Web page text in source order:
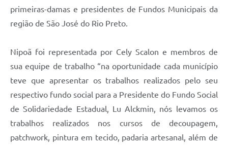
primeiras-damas e presidentes de Fundos Municipais da
região de São José do Rio Preto.
Nipoã foi representada por Cely Scalon e membros de
sua equipe de trabalho “na oportunidade cada município
teve que apresentar os trabalhos realizados pelo seu
respectivo fundo social para a Presidente do Fundo Social
de Solidariedade Estadual, Lu Alckmin, nós levamos os
trabalhos realizados nos cursos de decoupagem,
patchwork, pintura em tecido, padaria artesanal, além de